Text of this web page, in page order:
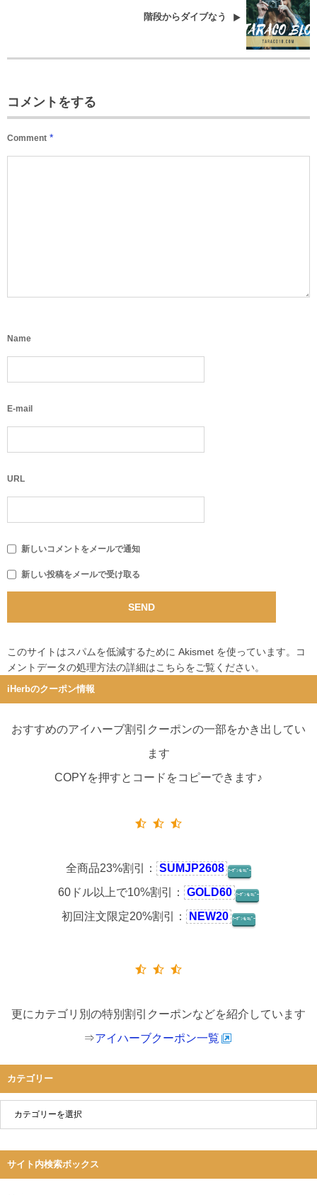
階段からダイブなう
コメントをする
Comment *
Name
E-mail
URL
新しいコメントをメールで通知
新しい投稿をメールで受け取る
このサイトはスパムを低減するために Akismet を使っています。
コ
メントデータの処理方法の詳細はこちらをご覧ください。
iHerbのクーポン情報
おすすめのアイハーブ割引クーポンの一部をかき出してい
ます
COPYを押すとコードをコピーできます♪
全商品23%割引： SUMJP2608 ｸｰﾎﾟﾝをｺﾋﾟｰ
60ドル以上で10%割引： GOLD60 ｸｰﾎﾟﾝをｺﾋﾟｰ
初回注文限定20%割引： NEW20 ｸｰﾎﾟﾝをｺﾋﾟｰ
更にカテゴリ別の特別割引クーポンなどを紹介しています
⇒アイハーブクーポン一覧
カテゴリー
サイト内検索ボックス